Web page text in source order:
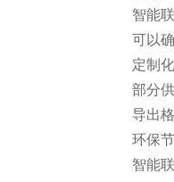
智能
可以
定制
部分
导出
环保
智能